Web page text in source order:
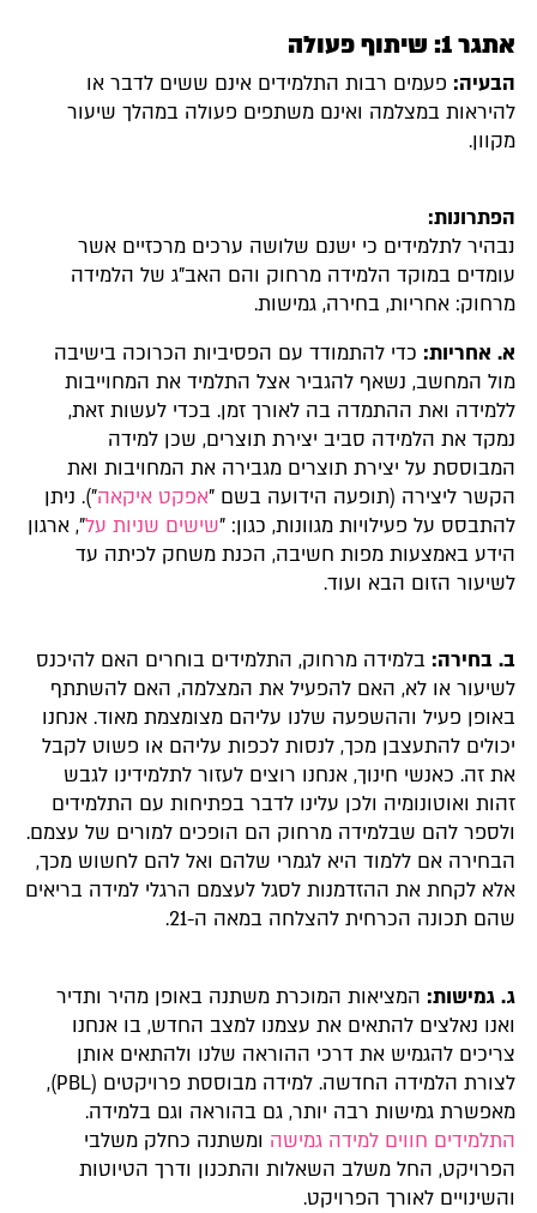
אתגר 1: שיתוף פעולה
הבעיה: פעמים רבות התלמידים אינם ששים לדבר או
להיראות במצלמה ואינם משתפים פעולה במהלך שיעור
מקוון.
הפתרונות:
נבהיר לתלמידים כי ישנם שלושה ערכים מרכזיים אשר
עומדים במוקד הלמידה מרחוק והם האב"ג של הלמידה
מרחוק: אחריות, בחירה, גמישות.
א. אחריות: כדי להתמודד עם הפסיביות הכרוכה בישיבה
מול המחשב, נשאף להגביר אצל התלמיד את המחוייבות
ללמידה ואת ההתמדה בה לאורך זמן. בכדי לעשות זאת,
נמקד את הלמידה סביב יצירת תוצרים, שכן למידה
המבוססת על יצירת תוצרים מגבירה את המחויבות ואת
הקשר ליצירה (תופעה הידועה בשם "אפקט איקאה"). ניתן
להתבסס על פעילויות מגוונות, כגון: "שישים שניות על", ארגון
הידע באמצעות מפות חשיבה, הכנת משחק לכיתה עד
לשיעור הזום הבא ועוד.
ב. בחירה: בלמידה מרחוק, התלמידים בוחרים האם להיכנס
לשיעור או לא, האם להפעיל את המצלמה, האם להשתתף
באופן פעיל וההשפעה שלנו עליהם מצומצמת מאוד. אנחנו
יכולים להתעצבן מכך, לנסות לכפות עליהם או פשוט לקבל
את זה. כאנשי חינוך, אנחנו רוצים לעזור לתלמידינו לגבש
זהות ואוטונומיה ולכן עלינו לדבר בפתיחות עם התלמידים
ולספר להם שבלמידה מרחוק הם הופכים למורים של עצמם.
הבחירה אם ללמוד היא לגמרי שלהם ואל להם לחשוש מכך,
אלא לקחת את ההזדמנות לסגל לעצמם הרגלי למידה בריאים
שהם תכונה הכרחית להצלחה במאה ה-21.
ג. גמישות: המציאות המוכרת משתנה באופן מהיר ותדיר
ואנו נאלצים להתאים את עצמנו למצב החדש, בו אנחנו
צריכים להגמיש את דרכי ההוראה שלנו ולהתאים אותן
לצורת הלמידה החדשה. למידה מבוססת פרויקטים (PBL),
מאפשרת גמישות רבה יותר, גם בהוראה וגם בלמידה.
התלמידים חווים למידה גמישה ומשתנה כחלק משלבי
הפרויקט, החל משלב השאלות והתכנון ודרך הטיוטות
והשינויים לאורך הפרויקט.